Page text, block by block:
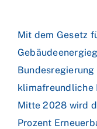
Mit dem Gesetz
klimafreundliche
Mitte 2028 wird
Prozent